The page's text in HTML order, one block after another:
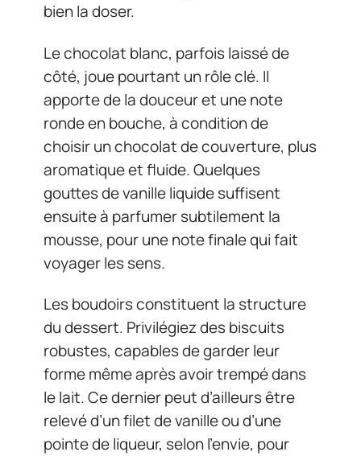
bien la doser.
Le chocolat blanc, parfois laissé de
côté, joue pourtant un rôle clé. Il
apporte de la douceur et une note
ronde en bouche, à condition de
choisir un chocolat de couverture, plus
aromatique et fluide. Quelques
gouttes de vanille liquide suffisent
ensuite à parfumer subtilement la
mousse, pour une note finale qui fait
voyager les sens.
Les boudoirs constituent la structure
du dessert. Privilégiez des biscuits
robustes, capables de garder leur
forme même après avoir trempé dans
le lait. Ce dernier peut d’ailleurs être
relevé d’un filet de vanille ou d’une
pointe de liqueur, selon l’envie, pour